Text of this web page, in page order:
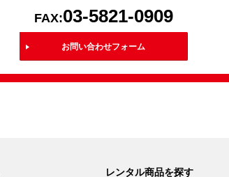
FAX:03-5821-0909
お問い合わせフォーム
レンタル商品を探す